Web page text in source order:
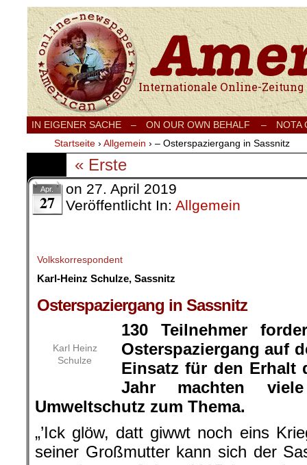
Internationale Onlinezeitung für Frieden,
IN EIGENER SACHE – ON OUR OWN BEHALF –
NOTA
Startseite › Allgemein › – Osterspaziergang in Sassnitz
« Erste
Apr.
27
on 27. April 2019
Veröffentlicht In: Allgemein
Volkskorrespondent
Karl-Heinz Schulze, Sassnitz
Osterspaziergang in Sassnitz
Karl Heinz
Schulze
130 Teilnehmer
Osterspaziergang auf
Einsatz für den Erhalt
Jahr machten
Umweltschutz zum Thema.
„’Ick glöw, datt giwwt noch eins
seiner Großmutter kann sich der